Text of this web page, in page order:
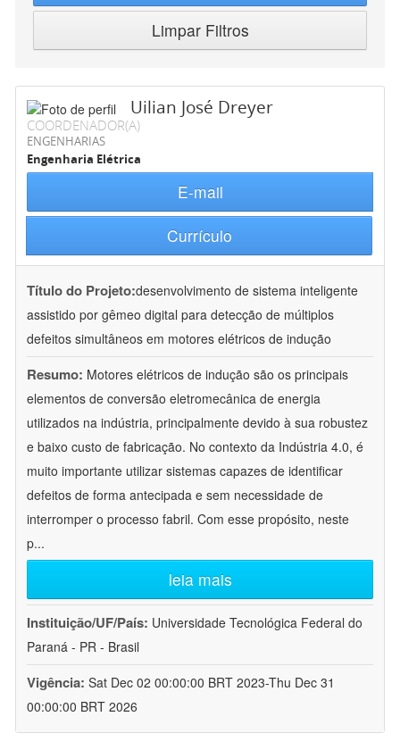
Limpar Filtros
Uilian José Dreyer
COORDENADOR(A)
ENGENHARIAS
Engenharia Elétrica
E-mail
Currículo
Título do Projeto:desenvolvimento de sistema inteligente
assistido por gêmeo digital para detecção de múltiplos
defeitos simultâneos em motores elétricos de indução
Resumo: Motores elétricos de indução são os principais
elementos de conversão eletromecânica de energia
utilizados na indústria, principalmente devido à sua robustez
e baixo custo de fabricação. No contexto da Indústria 4.0, é
muito importante utilizar sistemas capazes de identificar
defeitos de forma antecipada e sem necessidade de
interromper o processo fabril. Com esse propósito, neste
p...
leia mais
Instituição/UF/País: Universidade Tecnológica Federal do
Paraná - PR - Brasil
Vigência: Sat Dec 02 00:00:00 BRT 2023-Thu Dec 31
00:00:00 BRT 2026